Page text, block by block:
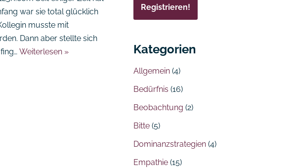
war sie total glücklich
musste mit
Dann aber stellte sich
Weiterlesen » Kategorien
Allgemein (4)
Bedürfnis (16)
Beobachtung (2)
Bitte (5)
Dominanzstrategien (4)
Empathie (15)